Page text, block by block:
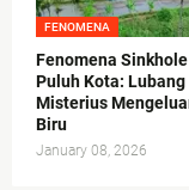
FENOMENA
Fenomena
Puluh Kota: Lubang
Misterius
Biru
January 08, 2026